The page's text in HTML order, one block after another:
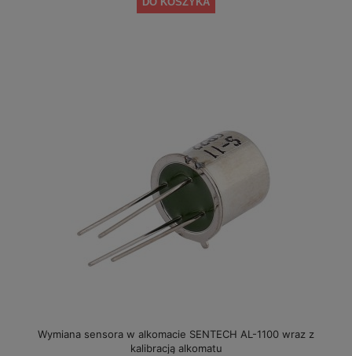
Wymiana sensora w alkomacie SENTECH AL-1100 wraz z
kalibracją alkomatu